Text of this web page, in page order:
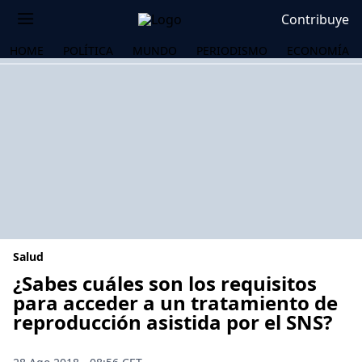
Contribuye
HOME POLÍTICA MUNDO PERIODISMO ECONOMÍA
Salud
¿Sabes cuáles son los requisitos
para acceder a un tratamiento de
reproducción asistida por el SNS?